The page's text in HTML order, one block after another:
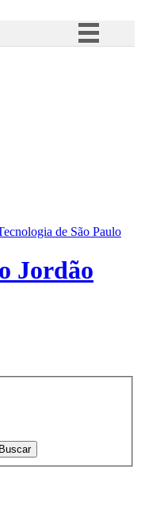
à informação
de São Paulo
Jordão
Buscar